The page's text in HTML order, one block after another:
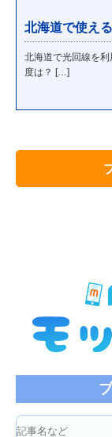
北海道で使え
北海道で光回線を
度は？ […]